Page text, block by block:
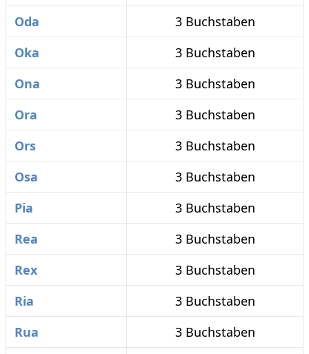
Oda
3 Buchstaben
Oka
3 Buchstaben
Ona
3 Buchstaben
Ora
3 Buchstaben
Ors
3 Buchstaben
Osa
3 Buchstaben
Pia
3 Buchstaben
Rea
3 Buchstaben
Rex
3 Buchstaben
Ria
3 Buchstaben
Rua
3 Buchstaben